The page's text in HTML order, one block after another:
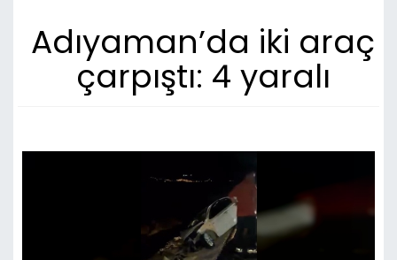
Adıyaman’da iki araç
çarpıştı: 4 yaralı